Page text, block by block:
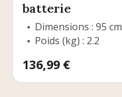
batterie
Dimensions : 95 cm
Poids (kg) : 2.2
Prix
136,99 €